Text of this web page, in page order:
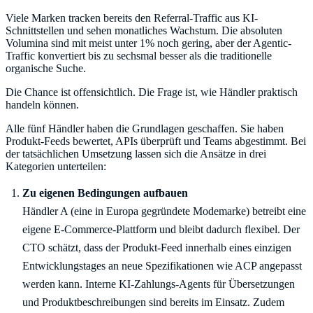
Viele Marken tracken bereits den Referral-Traffic aus KI-
Schnittstellen und sehen monatliches Wachstum. Die absoluten
Volumina sind mit meist unter 1% noch gering, aber der Agentic-
Traffic konvertiert bis zu sechsmal besser als die traditionelle
organische Suche.
Die Chance ist offensichtlich. Die Frage ist, wie Händler praktisch
handeln können.
Alle fünf Händler haben die Grundlagen geschaffen. Sie haben
Produkt-Feeds bewertet, APIs überprüft und Teams abgestimmt. Bei
der tatsächlichen Umsetzung lassen sich die Ansätze in drei
Kategorien unterteilen:
Händler A (eine in Europa gegründete Modemarke) betreibt eine
eigene E-Commerce-Plattform und bleibt dadurch flexibel. Der
CTO schätzt, dass der Produkt-Feed innerhalb eines einzigen
Entwicklungstages an neue Spezifikationen wie ACP angepasst
werden kann. Interne KI-Zahlungs-Agents für Übersetzungen
und Produktbeschreibungen sind bereits im Einsatz. Zudem